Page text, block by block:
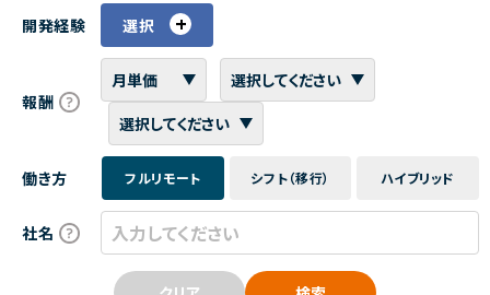
開発経験 選択
報酬
働き方 フルリモート シフト（移行） ハイブリッド
社名